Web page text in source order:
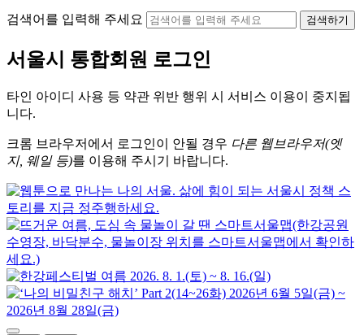
검색어를 입력해 주세요 검색하기
서울시 통합회원 로그인
타인 아이디 사용 등 약관 위반 행위 시 서비스 이용이 중지됩
니다.
크롬 브라우저에서 로그인이 안될 경우 다른 웹브라우저(엣
지, 웨일 등)를 이용해 주시기 바랍니다.